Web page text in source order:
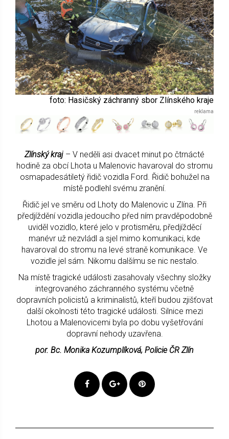
foto: Hasičský záchranný sbor Zlínského kraje
Zlínský kraj – V neděli asi dvacet minut po čtrnácté
hodině za obcí Lhota u Malenovic havaroval do stromu
osmapadesátiletý řidič vozidla Ford. Řidič bohužel na
místě podlehl svému zranění.
Řidič jel ve směru od Lhoty do Malenovic u Zlína. Při
předjíždění vozidla jedoucího před ním pravděpodobně
uviděl vozidlo, které jelo v protisměru, předjížděcí
manévr už nezvládl a sjel mimo komunikaci, kde
havaroval do stromu na levé straně komunikace. Ve
vozidle jel sám. Nikomu dalšímu se nic nestalo.
Na místě tragické události zasahovaly všechny složky
integrovaného záchranného systému včetně
dopravních policistů a kriminalistů, kteří budou zjišťovat
další okolnosti této tragické události. Silnice mezi
Lhotou a Malenovicemi byla po dobu vyšetřování
dopravní nehody uzavřena.
por. Bc. Monika Kozumplíková, Policie ČR Zlín